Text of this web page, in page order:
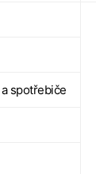
spotřebiče